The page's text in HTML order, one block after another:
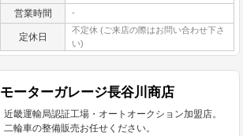
営業時間 -
定休日
不定休 (ご来店の際はお問い合わせ下さ
い)
モーターガレージ長谷川商店
近畿運輸局認証工場・オートオークション加盟店。
二輪車の整備販売お任せください。